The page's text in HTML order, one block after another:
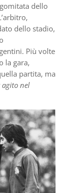
dello
dello stadio,
Più volte
la gara,
partita, ma
agito nel